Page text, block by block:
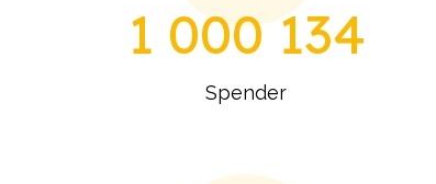
1 000 134
Spender